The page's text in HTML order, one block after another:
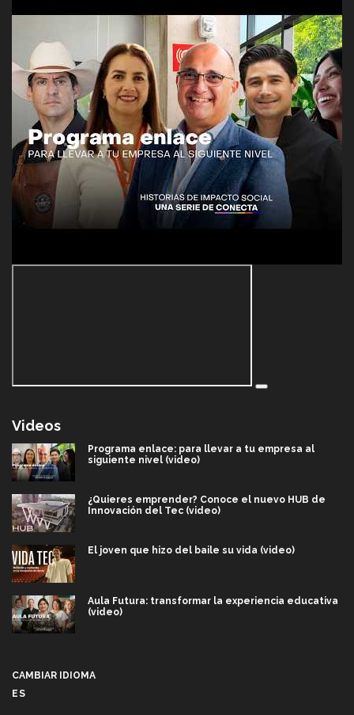
Videos
Programa enlace: para llevar a tu empresa al
siguiente nivel (video)
¿Quieres emprender? Conoce el nuevo HUB de
Innovación del Tec (video)
El joven que hizo del baile su vida (video)
Aula Futura: transformar la experiencia educativa
(video)
CAMBIAR IDIOMA
ES